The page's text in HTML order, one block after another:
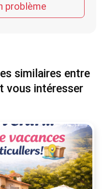
problème
similaires entre
vous intéresser